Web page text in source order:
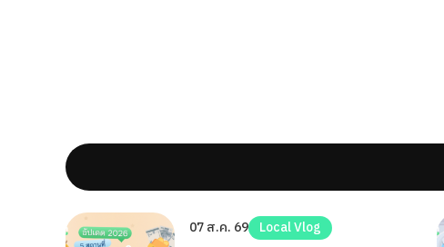
07 ส.ค. 69 Local Vlog